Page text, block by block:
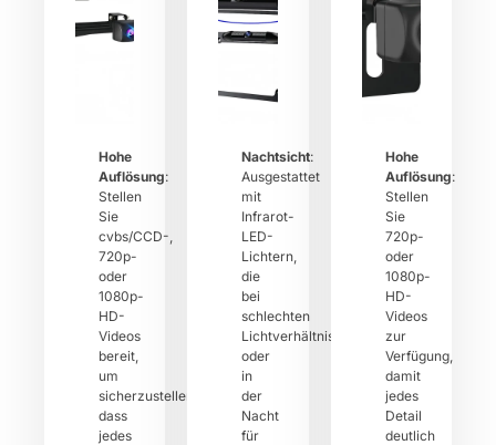
Hohe
Auflösung:
Stellen
Sie
cvbs/CCD-,
720p-
oder
1080p-
HD-
Videos
bereit,
um
sicherzustellen,
dass
jedes
Nachtsicht:
Ausgestattet
mit
Infrarot-
LED-
Lichtern,
die
bei
schlechten
Lichtverhältnissen
oder
in
der
Nacht
für
Hohe
Auflösung:
Stellen
Sie
720p-
oder
1080p-
HD-
Videos
zur
Verfügung,
damit
jedes
Detail
deutlich